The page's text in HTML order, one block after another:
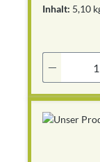
Inhalt: 5,10